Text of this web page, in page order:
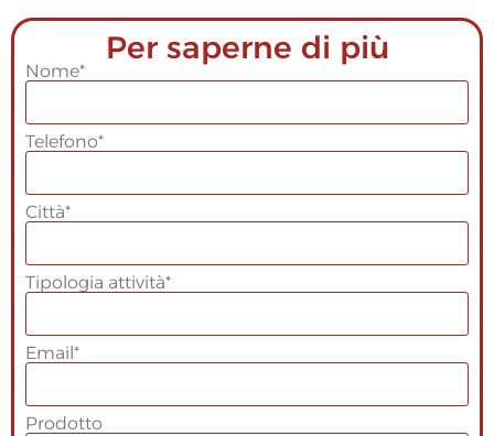
Per saperne di più
Nome*
Telefono*
Città*
Tipologia attività*
Email*
Prodotto